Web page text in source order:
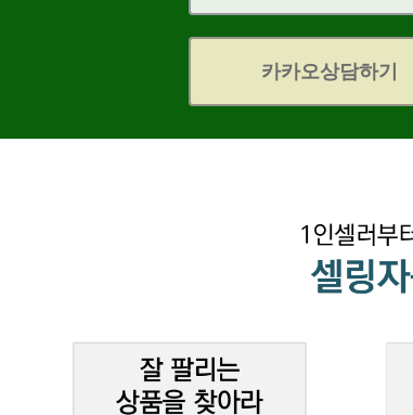
카카오상담하기